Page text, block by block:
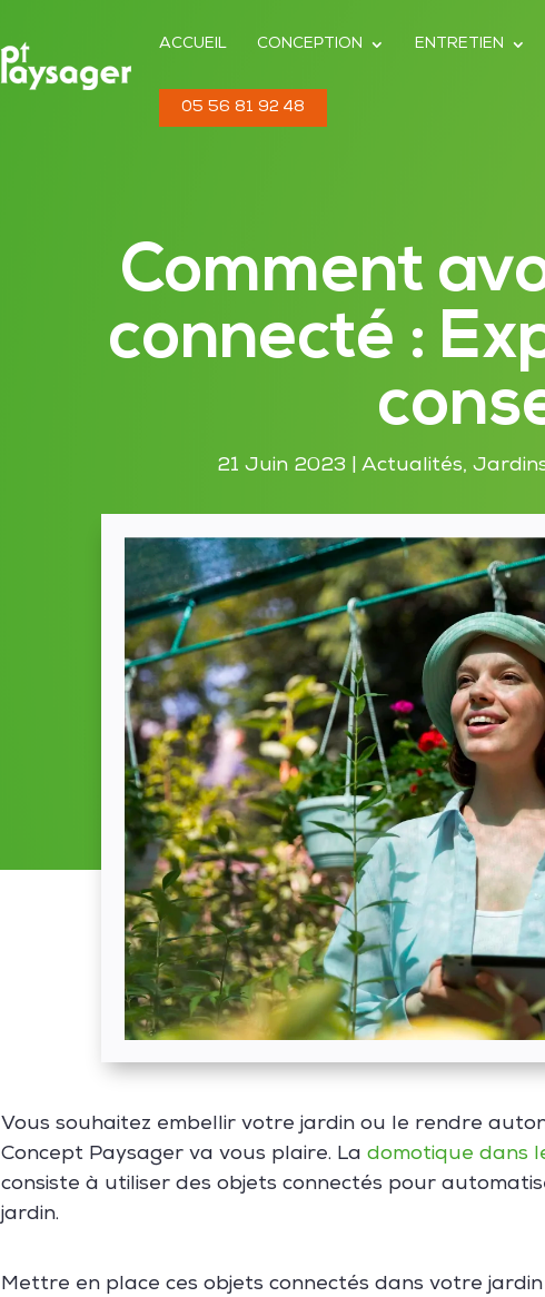
ACCUEIL CONCEPTION ENTRETIEN
05 56 81 92 48
Comment
connecté :
21 Juin 2023 Actualités,
Vous souhaitez embellir votre jardin ou le rendre
Concept Paysager va vous plaire. La domotique dans
consiste à utiliser des objets connectés pour
jardin.
Mettre en place ces objets connectés dans votre